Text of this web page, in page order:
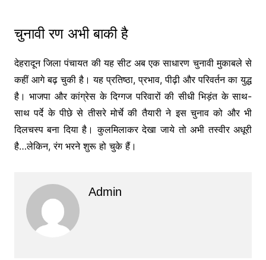
चुनावी रण अभी बाकी है
देहरादून जिला पंचायत की यह सीट अब एक साधारण चुनावी मुकाबले से
कहीं आगे बढ़ चुकी है। यह प्रतिष्ठा, प्रभाव, पीढ़ी और परिवर्तन का युद्ध
है। भाजपा और कांग्रेस के दिग्गज परिवारों की सीधी भिड़ंत के साथ-
साथ पर्दे के पीछे से तीसरे मोर्चे की तैयारी ने इस चुनाव को और भी
दिलचस्प बना दिया है। कुलमिलाकर देखा जाये तो अभी तस्वीर अधूरी
है…लेकिन, रंग भरने शुरू हो चुके हैं।
Admin